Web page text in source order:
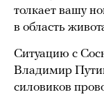
толкает вашу
в область
Ситуацию с
Владимир
силовиков